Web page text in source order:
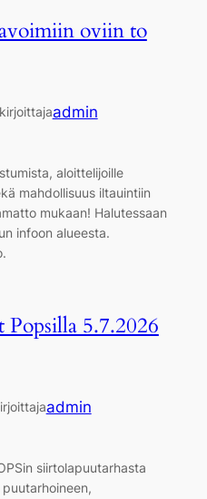
oviin to
admin
aloittelijoille
mahdollisuus iltauintiin
mukaan! Halutessaan
infoon alueesta.
5.7.2026
admin
siirtolapuutarhasta